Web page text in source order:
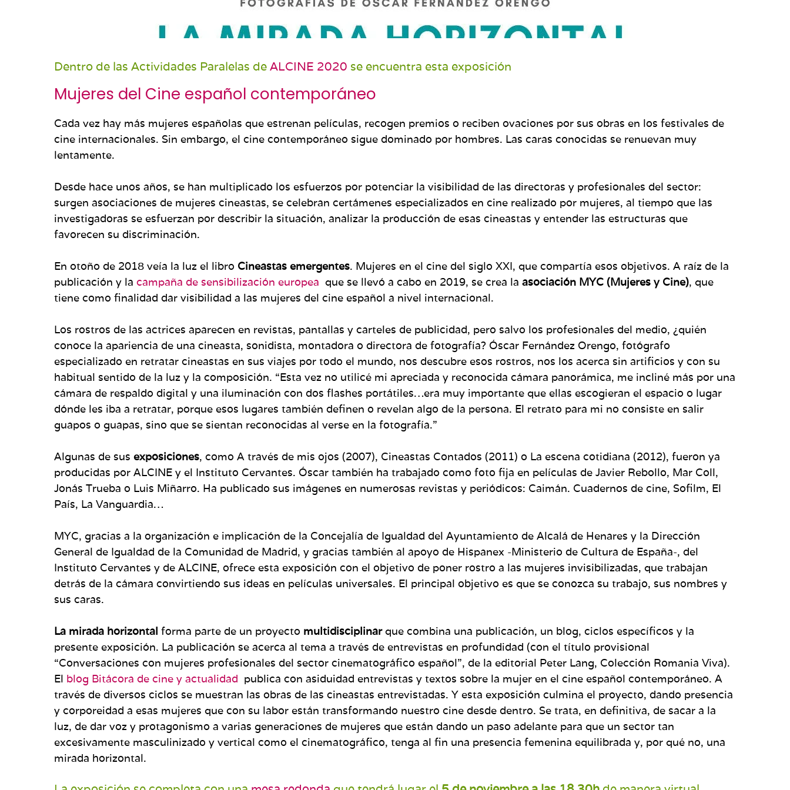
Dentro de las Actividades Paralelas deALCINE 2020 se encuentra esta exposición
Mujeres del Cine español contemporáneo
Cada vez hay más mujeres españolas que estrenan películas, recogen premios o reciben ovaciones por sus obras en los festivales de
cine internacionales. Sin embargo, el cine contemporáneo sigue dominado por hombres. Las caras conocidas se renuevan muy
lentamente.
Desde hace unos años, se han multiplicado los esfuerzos por potenciar la visibilidad de las directoras y profesionales del sector:
surgen asociaciones de mujeres cineastas, se celebran certámenes especializados en cine realizado por mujeres, al tiempo que las
investigadoras se esfuerzan por describir la situación, analizar la producción de esas cineastas y entender las estructuras que
favorecen su discriminación.
En otoño de 2018 veía la luz el libro Cineastas emergentes. Mujeres en el cine del siglo XXI, que compartía esos objetivos. A raíz de la
publicación y la campaña de sensibilización europea que se llevó a cabo en 2019, se crea la asociación MYC (Mujeres y Cine), que
tiene como finalidad dar visibilidad a las mujeres del cine español a nivel internacional.
Los rostros de las actrices aparecen en revistas, pantallas y carteles de publicidad, pero salvo los profesionales del medio, ¿quién
conoce la apariencia de una cineasta, sonidista, montadora o directora de fotografía? Óscar Fernández Orengo, fotógrafo
especializado en retratar cineastas en sus viajes por todo el mundo, nos descubre esos rostros, nos los acerca sin artificios y con su
habitual sentido de la luz y la composición. “Esta vez no utilicé mi apreciada y reconocida cámara panorámica, me incliné más por una
cámara de respaldo digital y una iluminación con dos flashes portátiles…era muy importante que ellas escogieran el espacio o lugar
dónde les iba a retratar, porque esos lugares también definen o revelan algo de la persona. El retrato para mi no consiste en salir
guapos o guapas, sino que se sientan reconocidas al verse en la fotografía.”
Algunas de sus exposiciones, como A través de mis ojos (2007), Cineastas Contados (2011) o La escena cotidiana (2012), fueron ya
producidas por ALCINE y el Instituto Cervantes. Óscar también ha trabajado como foto fija en películas de Javier Rebollo, Mar Coll,
Jonás Trueba o Luis Miñarro. Ha publicado sus imágenes en numerosas revistas y periódicos: Caimán. Cuadernos de cine, Sofilm, El
País, La Vanguardia…
MYC, gracias a la organización e implicación de la Concejalía de Igualdad del Ayuntamiento de Alcalá de Henares y la Dirección
General de Igualdad de la Comunidad de Madrid, y gracias también al apoyo de Hispanex -Ministerio de Cultura de España-, del
Instituto Cervantes y de ALCINE, ofrece esta exposición con el objetivo de poner rostro a las mujeres invisibilizadas, que trabajan
detrás de la cámara convirtiendo sus ideas en películas universales. El principal objetivo es que se conozca su trabajo, sus nombres y
sus caras.
La mirada horizontal forma parte de un proyecto multidisciplinarque combina una publicación, un blog, ciclos específicos y la
presente exposición. La publicación se acerca al tema a través de entrevistas en profundidad (con el título provisional
“Conversaciones con mujeres profesionales del sector cinematográfico español”, de la editorial Peter Lang, Colección Romania Viva).
El blog Bitácora de cine y actualidad publica con asiduidad entrevistas y textos sobre la mujer en el cine español contemporáneo. A
través de diversos ciclos se muestran las obras de las cineastas entrevistadas. Y esta exposición culmina el proyecto, dando presencia
y corporeidad a esas mujeres que con su labor están transformando nuestro cine desde dentro. Se trata, en definitiva, de sacar a la
luz, de dar voz y protagonismo a varias generaciones de mujeres que están dando un paso adelante para que un sector tan
excesivamente masculinizado y vertical como el cinematográfico, tenga al fin una presencia femenina equilibrada y, por qué no, una
mirada horizontal.